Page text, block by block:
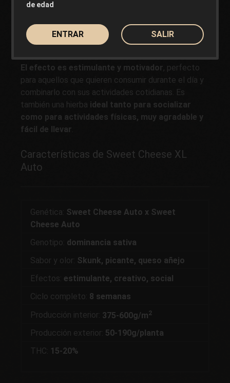
El sabor de Sweet Cheese XL Auto es
legendaria Cheese, con
marcadas notas picantes
y a queso añejoque se redondean con un delicioso
retropaladar rico en sutiles matices cítricos.
El efecto es estimulante y motivador, perfecto
para aquellos que quieren consumir durante el día y
combinarlo con sus actividades cotidianas. Es
también una hierba ideal tanto para socializar
como para actividades físicas, muy agradable y
fácil de llevar.
Características de Sweet Cheese XL
Auto
Genética: Sweet Cheese Auto x Sweet
Cheese Auto
Genotipo: dominancia sativa
Sabor y olor: Skunk, picante, queso añejo
Efectos: estimulante, creativo, social
Ciclo completo: 8 semanas
Producción interior: 375-600g/m2
Producción exterior: 50-190g/planta
THC: 15-20%
de edad
ENTRAR SALIR